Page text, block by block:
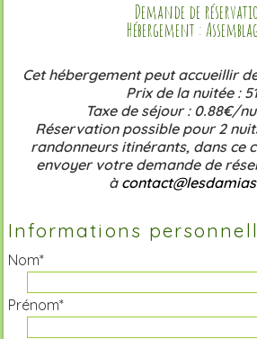
Demande de
Hébergement :
Cet hébergement peut accueillir
Prix de la nuitée :
Taxe de séjour : 0.88€/
Réservation possible pour 2
randonneurs itinérants, dans ce
envoyer votre demande de
à
Informations
Nom*
Prénom*